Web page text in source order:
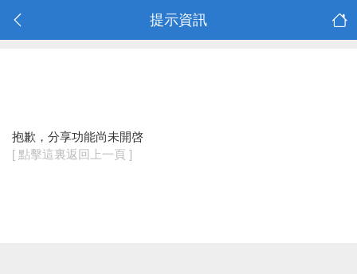
提示資訊
抱歉，分享功能尚未開啓
[ 點擊這裏返回上一頁 ]